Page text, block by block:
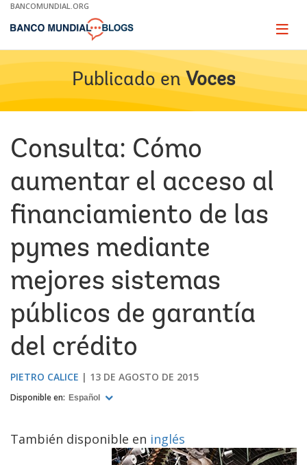
Skip
Main
BANCOMUNDIAL.ORG
Page
Publicado en Voces
Consulta: Cómo
aumentar el acceso al
financiamiento de las
pymes mediante
mejores sistemas
públicos de garantía
del crédito
PIETRO CALICE 13 DE AGOSTO DE 2015
Disponible en: Español
También disponible en inglés